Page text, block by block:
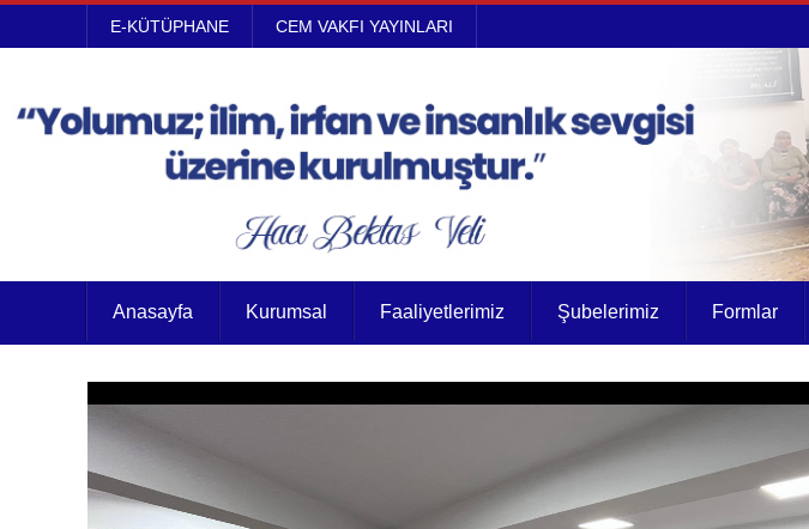
E-KÜTÜPHANE CEM VAKFI YAYINLARI
Anasayfa Kurumsal Faaliyetlerimiz Şubelerimiz Formlar